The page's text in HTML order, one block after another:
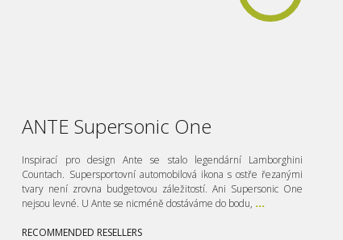
ANTE Supersonic One
Inspirací pro design Ante se stalo legendární Lamborghini
Countach. Supersportovní automobilová ikona s ostře řezanými
tvary není zrovna budgetovou záležitostí. Ani Supersonic One
nejsou levné. U Ante se nicméně dostáváme do bodu, ...
RECOMMENDED RESELLERS